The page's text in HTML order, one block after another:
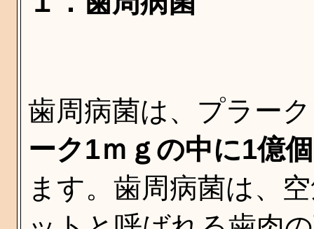
歯周病菌は、プラー
ーク1ｍｇの中に1億
ます。歯周病菌は、